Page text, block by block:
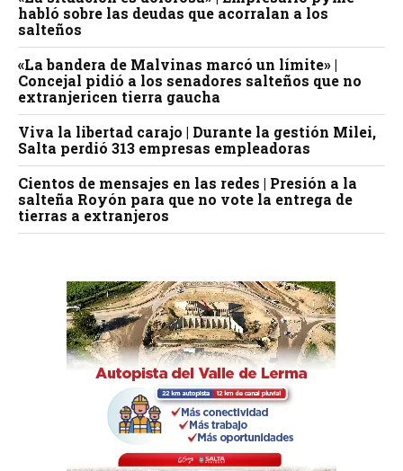
habló sobre las deudas que acorralan a los
salteños
«La bandera de Malvinas marcó un límite» |
Concejal pidió a los senadores salteños que no
extranjericen tierra gaucha
Viva la libertad carajo | Durante la gestión Milei,
Salta perdió 313 empresas empleadoras
Cientos de mensajes en las redes | Presión a la
salteña Royón para que no vote la entrega de
tierras a extranjeros